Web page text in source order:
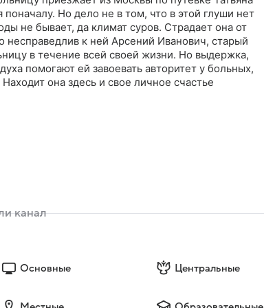
Но дело не в том, что в этой глуши нет
не бывает, да климат суров. Страдает она от
несправедлив к ней Арсений Иванович, старый
в течение всей своей жизни. Но выдержка,
помогают ей завоевать авторитет у больных,
она здесь и свое личное счастье
Основные Центральные